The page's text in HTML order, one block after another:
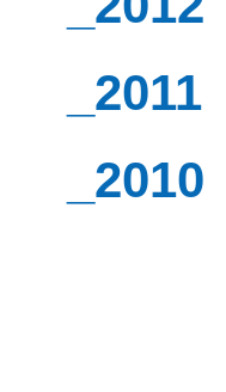
_2011
_2010